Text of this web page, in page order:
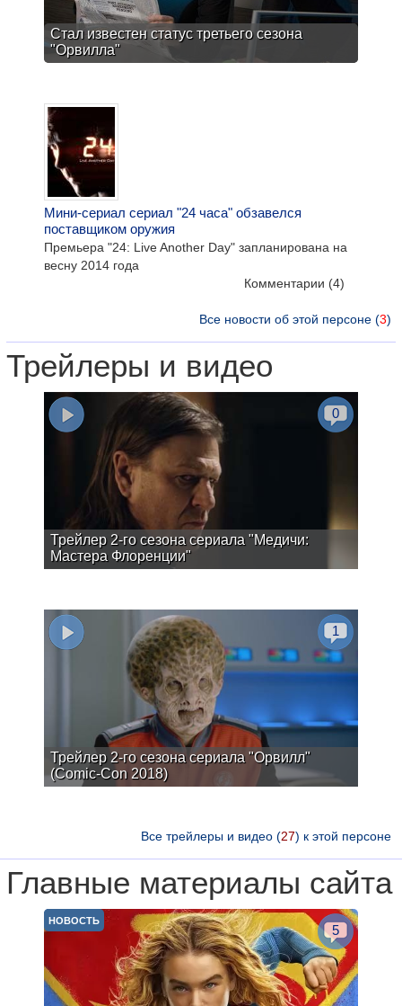
Стал известен статус третьего сезона
"Орвилла"
Мини-сериал сериал "24 часа" обзавелся
поставщиком оружия
Премьера "24: Live Another Day" запланирована на
весну 2014 года
Комментарии (4)
Все новости об этой персоне (3)
Трейлеры и видео
Трейлер 2-го сезона сериала "Медичи:
Мастера Флоренции"
0
Трейлер 2-го сезона сериала "Орвилл"
(Comic-Con 2018)
1
Все трейлеры и видео (27) к этой персоне
Главные материалы сайта
НОВОСТЬ
5